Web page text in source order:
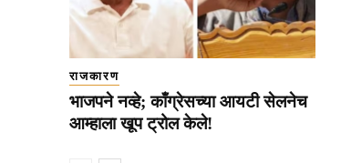
राजकारण
भाजपने नव्हे; काँग्रेसच्या आयटी सेलनेच
आम्हाला खूप ट्रोल केले!